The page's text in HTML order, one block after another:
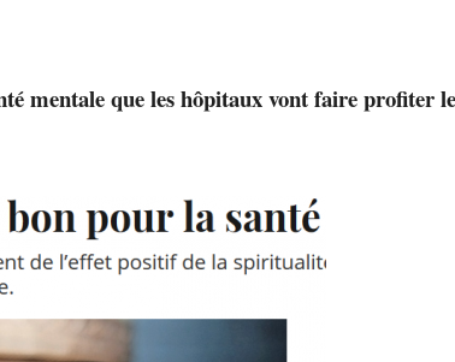
mentale que les hôpitaux vont faire profiter